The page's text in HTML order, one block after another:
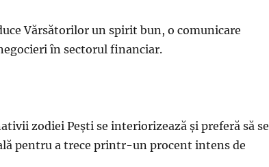
Vărsătorilor un spirit bun, o comunicare
în sectorul financiar.
zodiei Pești se interiorizează și preferă să se
pentru a trece printr-un procent intens de